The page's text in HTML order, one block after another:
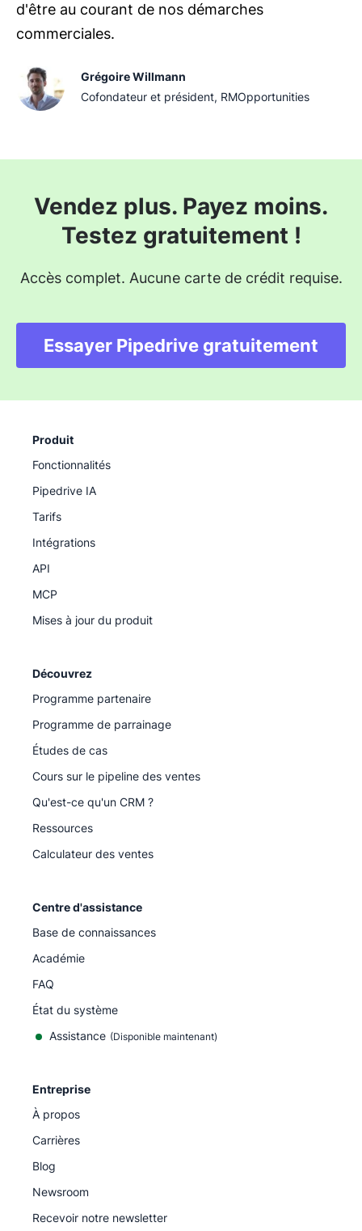
d'être au courant de nos démarches
commerciales.
Grégoire Willmann
Cofondateur et président, RMOpportunities
Vendez plus. Payez moins.
Testez gratuitement !
Accès complet. Aucune carte de crédit requise.
Essayer Pipedrive gratuitement
Produit
Fonctionnalités
Pipedrive IA
Tarifs
Intégrations
API
MCP
Mises à jour du produit
Découvrez
Programme partenaire
Programme de parrainage
Études de cas
Cours sur le pipeline des ventes
Qu'est-ce qu'un CRM ?
Ressources
Calculateur des ventes
Centre d'assistance
Base de connaissances
Académie
FAQ
État du système
Assistance (Disponible maintenant)
Entreprise
À propos
Carrières
Blog
Newsroom
Recevoir notre newsletter